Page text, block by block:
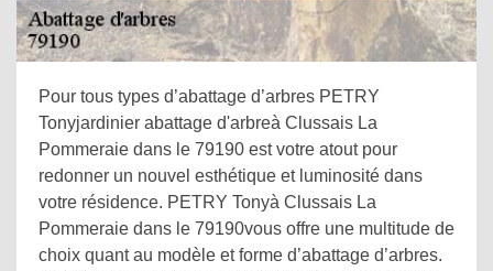
Pour tous types d’abattage d’arbres PETRY
Tonyjardinier abattage d'arbreà Clussais La
Pommeraie dans le 79190 est votre atout pour
redonner un nouvel esthétique et luminosité dans
votre résidence. PETRY Tonyà Clussais La
Pommeraie dans le 79190vous offre une multitude de
choix quant au modèle et forme d’abattage d’arbres.